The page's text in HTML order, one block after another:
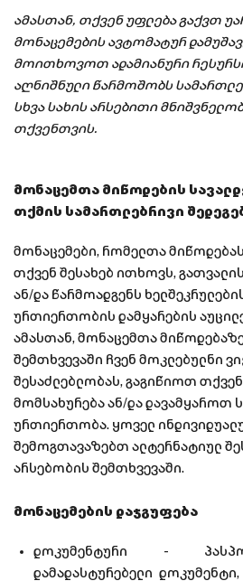
ამასთან, თქვენ უფლება გაქვთ
მონაცემების ავტომატურ
მოითხოვოთ ადამიანური
აღნიშნული წარმოშობს
სხვა სახის არსებითი
თქვენთვის.
მონაცემთა მიწოდების
თქმის სამართლებრივი
მონაცემები, რომელთა
თქვენ შესახებ ითხოვს,
ან/და წარმოადგენს
ურთიერთობის დამყარების
ამასთან, მონაცემთა
შემთხვევაში ჩვენ მოკლებულნი
შესაძლებლობას, გაგიწიოთ
მომსახურება ან/და დავამყაროთ
ურთიერთობა. ყოველ
შემოგთავაზებთ ალტერნატიულ
არსებობის შემთხვევაში.
მონაცემების დაჯგუფება
დოკუმენტური -
დამადასტურებელი